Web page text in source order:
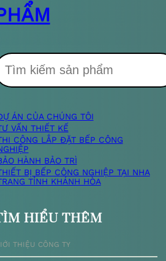
ế
ÁN CỦA CHÚNG TÔI
VẤN THIẾT KẾ
CÔNG LẮP ĐẶT BẾP CÔNG
HÀNH BẢO TRÌ
BỊ BẾP CÔNG NGHIỆP TẠI NHA
TỈNH KHÁNH HÒA
HIỂU THÊM
THIỆU CÔNG TY